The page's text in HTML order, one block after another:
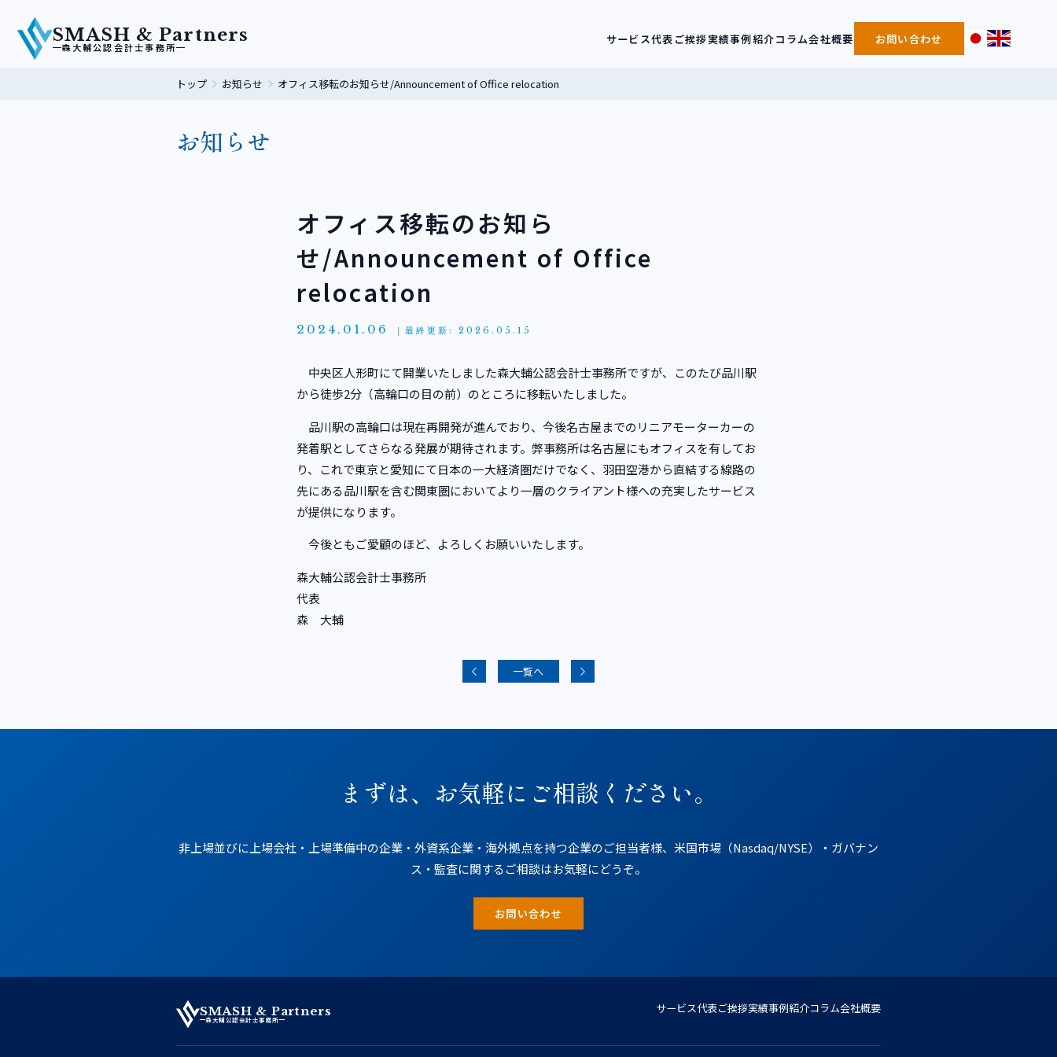
SMASH & Partners
森大輔公認会計士事務所
サービス代表ご挨拶実績事例紹介コラム会社概要 お問い合わせ
トップ お知らせ オフィス移転のお知らせ/Announcement of Office relocation
お知らせ
オフィス移転のお知ら
せ/Announcement of Office
relocation
2024.01.06 ｜最終更新: 2026.05.15
中央区人形町にて開業いたしました森大輔公認会計士事務所ですが、このたび品川駅
から徒歩2分（高輪口の目の前）のところに移転いたしました。
品川駅の高輪口は現在再開発が進んでおり、今後名古屋までのリニアモーターカーの
発着駅としてさらなる発展が期待されます。弊事務所は名古屋にもオフィスを有してお
り、これで東京と愛知にて日本の一大経済圏だけでなく、羽田空港から直結する線路の
先にある品川駅を含む関東圏においてより一層のクライアント様への充実したサービス
が提供になります。
今後ともご愛顧のほど、よろしくお願いいたします。
森大輔公認会計士事務所
代表
森 大輔
一覧へ
まずは、お気軽にご相談ください。
非上場並びに上場会社・上場準備中の企業・外資系企業・海外拠点を持つ企業のご担当者様、米国市場（Nasdaq/NYSE）・ガバナン
ス・監査に関するご相談はお気軽にどうぞ。
お問い合わせ
SMASH & Partners
森大輔公認会計士事務所
サービス代表ご挨拶実績事例紹介コラム会社概要